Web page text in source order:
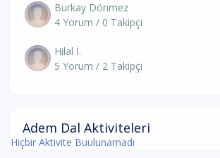
Burkay Dönmez
4 Yorum / 0 Takipçi
Hilal İ.
5 Yorum / 2 Takipçi
Adem Dal Aktiviteleri
Hiçbir Aktivite Buulunamadı